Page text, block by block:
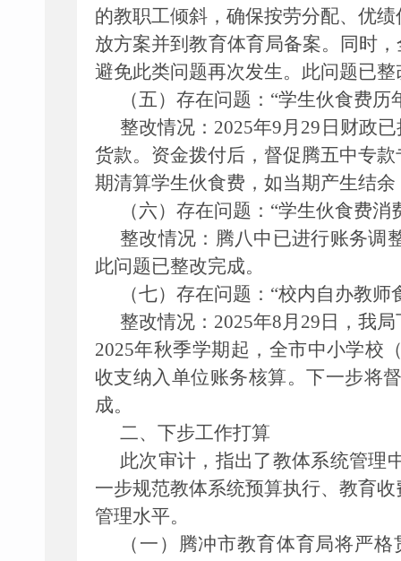
的教职工倾斜，确保按劳分配、优
放方案并到教育体育局备案。同时
避免此类问题再次发生。此问题已整
（五）存在问题： “学生伙食费历
整改情况： 2025年9月29日财政
货款。资金拨付后，督促腾五中专
期清算学生伙食费，如当期产生结
（六）存在问题： “学生伙食费消
整改情况： 腾八中已进行账务调
此问题已整改完成。
（七）存在问题： “校内自办教师
整改情况： 2025年8月29日，我
2025年秋季学期起，全市中小学校
收支纳入单位账务核算。下一步将
成。
二、下步工作打算
此次审计，指出了教体系统管理
一步规范教体系统预算执行、教育
管理水平。
（一）腾冲市教育体育局将严